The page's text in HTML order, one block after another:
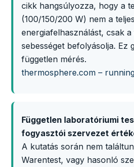
cikk hangsúlyozza, hogy a
(100/150/200 W) nem a teljes
energiafelhasználást, csak a
sebességet befolyásolja. Ez
független mérés.
thermosphere.com –
Független laboratóriumi
fogyasztói szervezet
A kutatás során nem
Warentest, vagy hasonló